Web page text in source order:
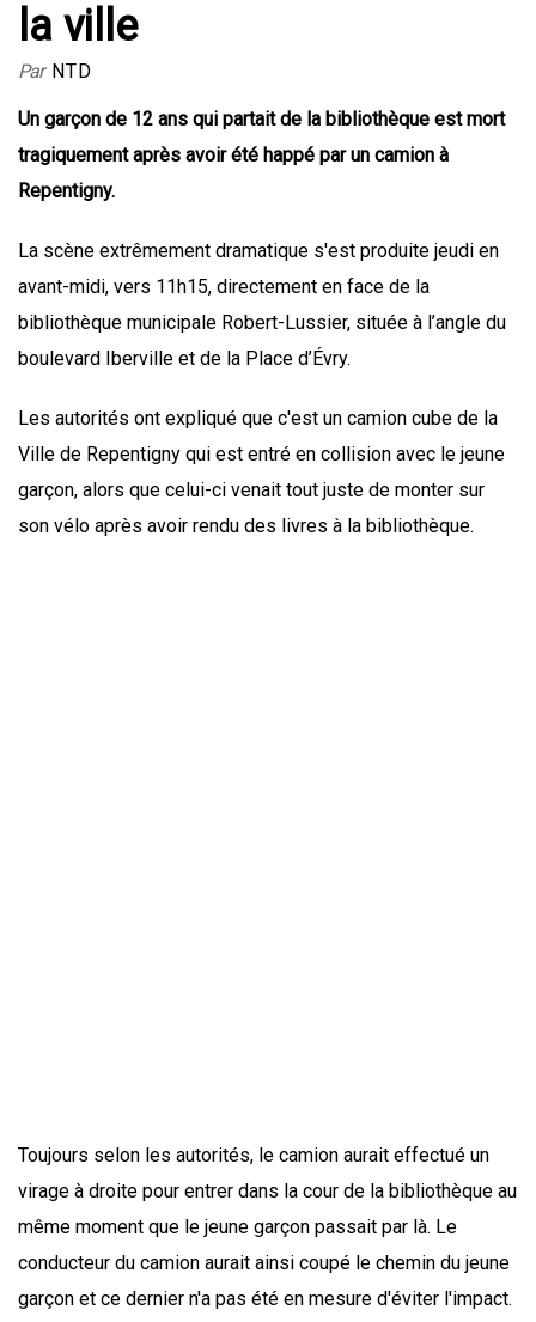
la ville
Par NTD
Un garçon de 12 ans qui partait de la bibliothèque est mort
tragiquement après avoir été happé par un camion à
Repentigny.
La scène extrêmement dramatique s'est produite jeudi en
avant-midi, vers 11h15, directement en face de la
bibliothèque municipale Robert-Lussier, située à l’angle du
boulevard Iberville et de la Place d’Évry.
Les autorités ont expliqué que c'est un camion cube de la
Ville de Repentigny qui est entré en collision avec le jeune
garçon, alors que celui-ci venait tout juste de monter sur
son vélo après avoir rendu des livres à la bibliothèque.
Toujours selon les autorités, le camion aurait effectué un
virage à droite pour entrer dans la cour de la bibliothèque au
même moment que le jeune garçon passait par là. Le
conducteur du camion aurait ainsi coupé le chemin du jeune
garçon et ce dernier n'a pas été en mesure d'éviter l'impact.